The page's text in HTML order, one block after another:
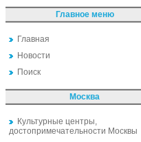
Главное меню
Главная
Новости
Поиск
Москва
Культурные центры,
достопримечательности Москвы